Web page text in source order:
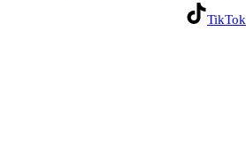
TikTok